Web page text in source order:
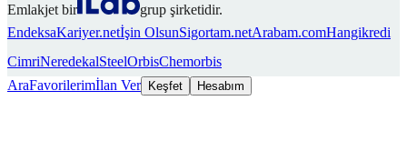
Emlakjet bir
grup şirketidir.
EndeksaKariyer.netİşin OlsunSigortam.netArabam.comHangikredi
CimriNeredekalSteelOrbisChemorbis
AraFavorilerimİlan Ver Keşfet Hesabım